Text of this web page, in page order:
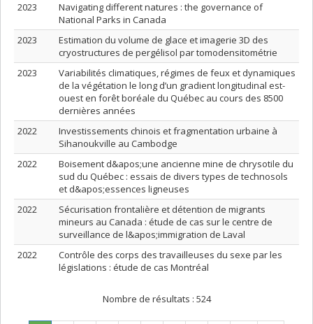
2023
Navigating different natures : the governance of
National Parks in Canada
2023
Estimation du volume de glace et imagerie 3D des
cryostructures de pergélisol par tomodensitométrie
2023
Variabilités climatiques, régimes de feux et dynamiques
de la végétation le long d’un gradient longitudinal est-
ouest en forêt boréale du Québec au cours des 8500
dernières années
2022
Investissements chinois et fragmentation urbaine à
Sihanoukville au Cambodge
2022
Boisement d&apos;une ancienne mine de chrysotile du
sud du Québec : essais de divers types de technosols
et d&apos;essences ligneuses
2022
Sécurisation frontalière et détention de migrants
mineurs au Canada : étude de cas sur le centre de
surveillance de l&apos;immigration de Laval
2022
Contrôle des corps des travailleuses du sexe par les
législations : étude de cas Montréal
Nombre de résultats : 524